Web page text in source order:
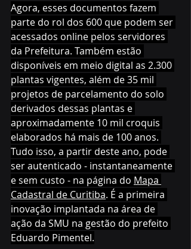
Agora, esses documentos fazem
parte do rol dos 600 que podem ser
acessados online pelos servidores
da Prefeitura. Também estão
disponíveis em meio digital as 2.300
plantas vigentes, além de 35 mil
projetos de parcelamento do solo
derivados dessas plantas e
aproximadamente 10 mil croquis
elaborados há mais de 100 anos.
Tudo isso, a partir deste ano, pode
ser autenticado - instantaneamente
e sem custo - na página do Mapa
Cadastral de Curitiba. É a primeira
inovação implantada na área de
ação da SMU na gestão do prefeito
Eduardo Pimentel.